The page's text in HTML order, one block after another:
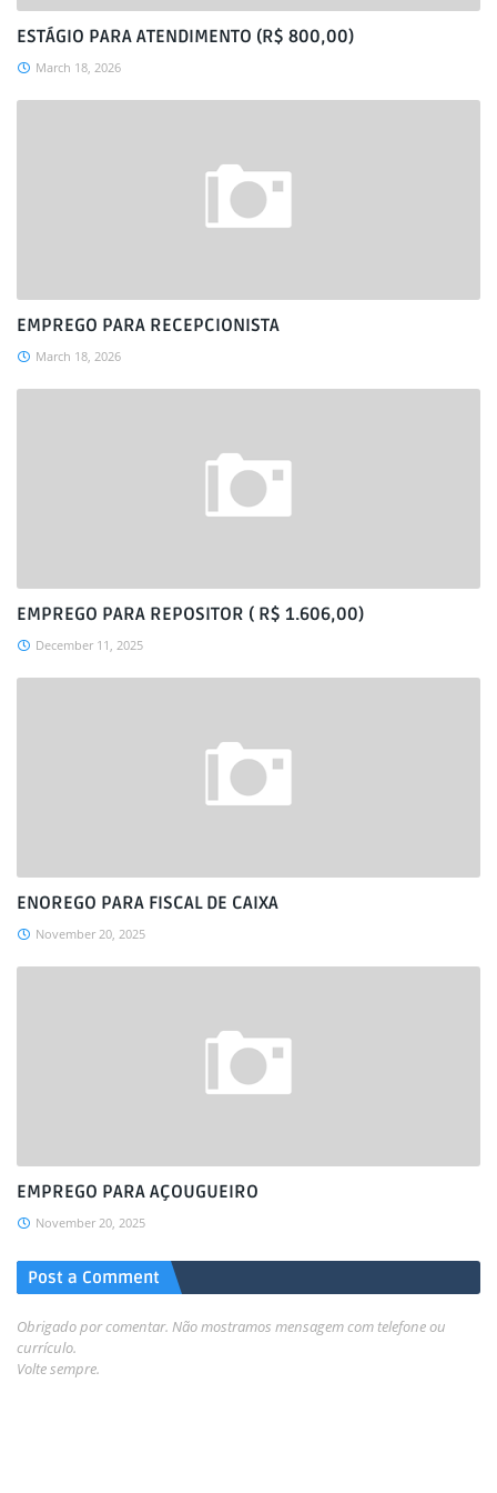
ESTÁGIO PARA ATENDIMENTO (R$ 800,00)
March 18, 2026
EMPREGO PARA RECEPCIONISTA
March 18, 2026
EMPREGO PARA REPOSITOR ( R$ 1.606,00)
December 11, 2025
ENOREGO PARA FISCAL DE CAIXA
November 20, 2025
EMPREGO PARA AÇOUGUEIRO
November 20, 2025
Post a Comment
Obrigado por comentar. Não mostramos mensagem com telefone ou
currículo.
Volte sempre.